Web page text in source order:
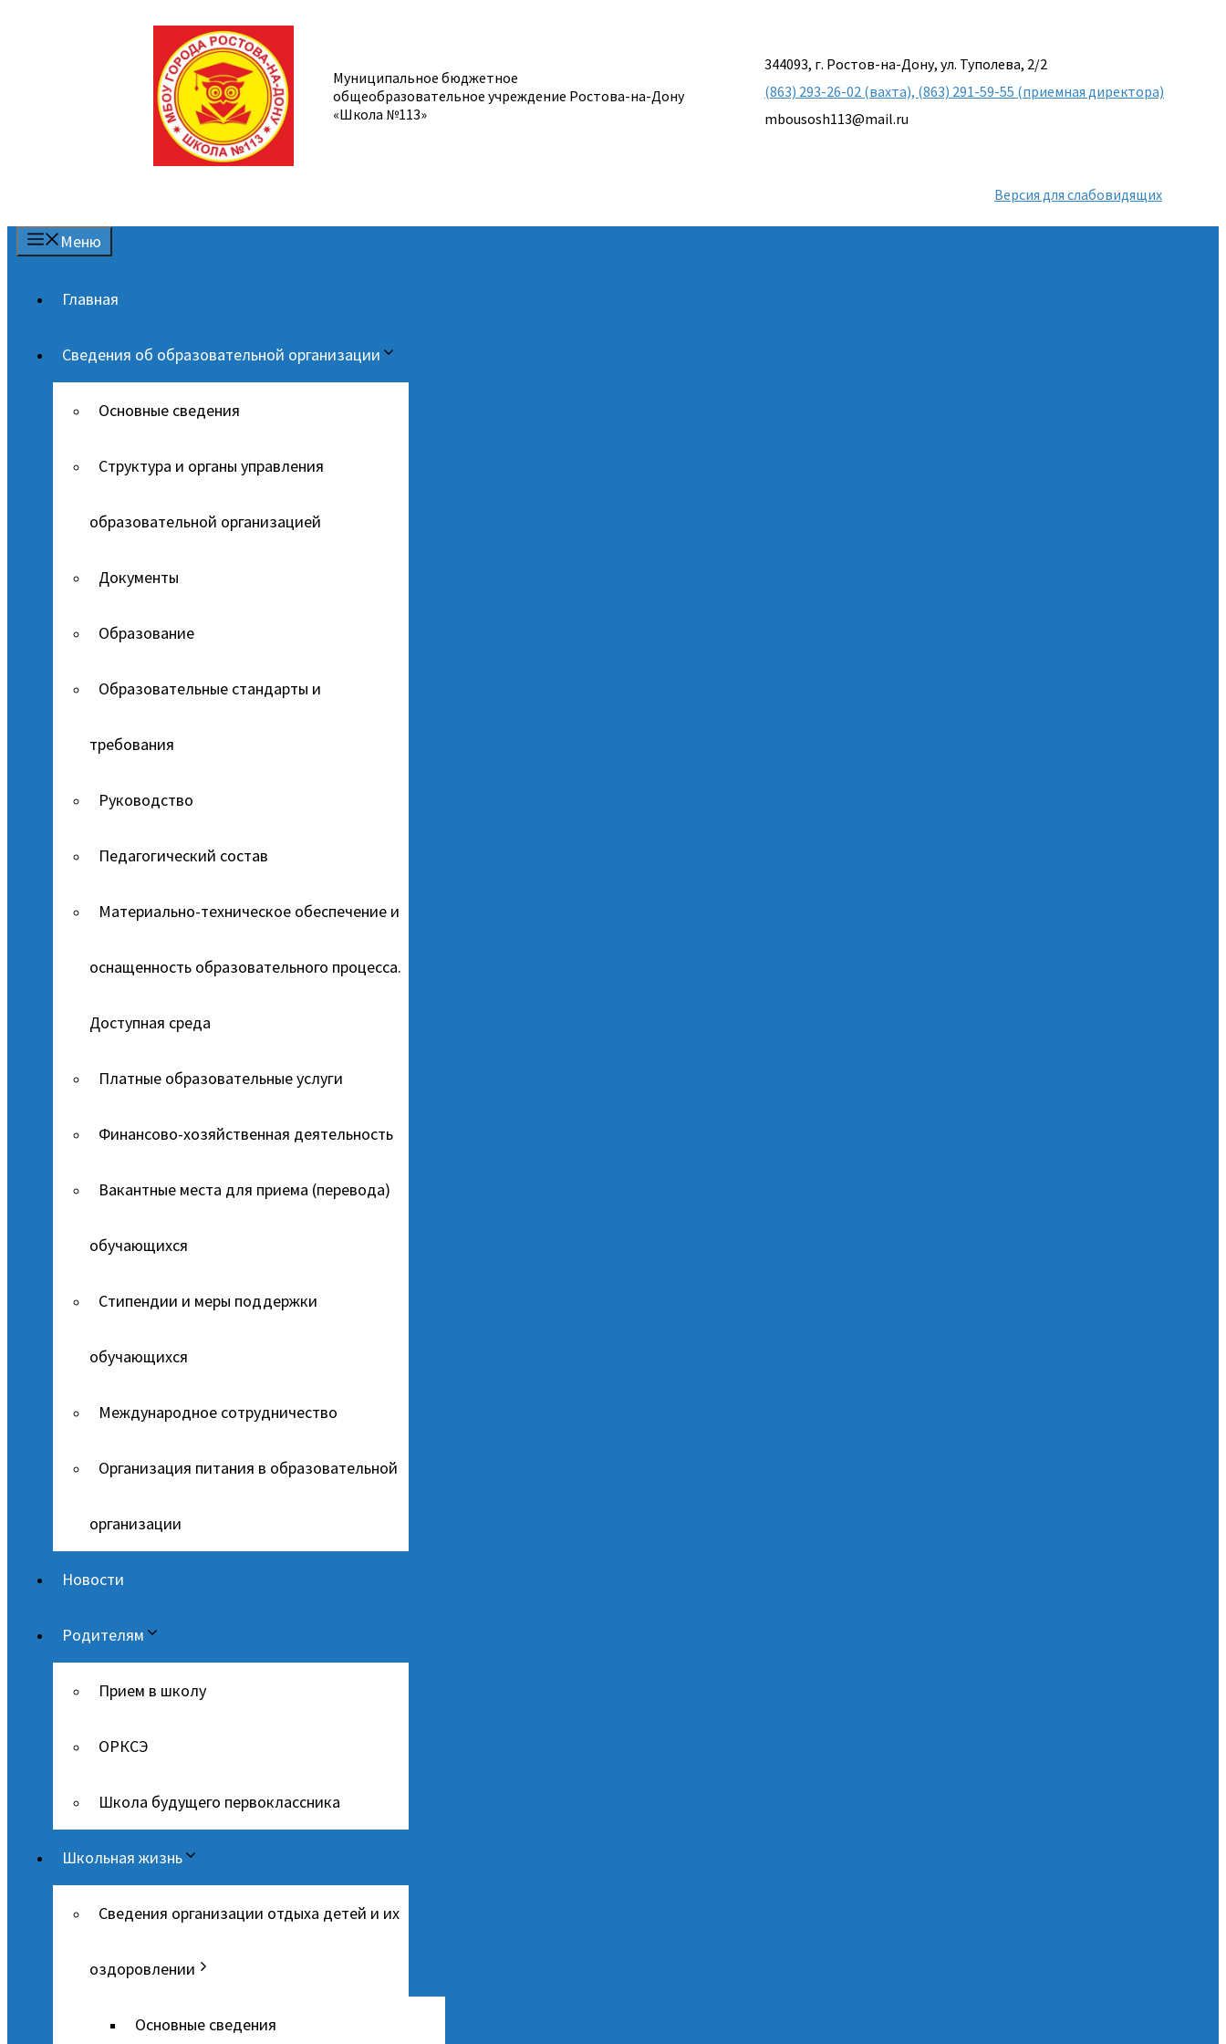
Муниципальное бюджетное
общеобразовательное учреждение Ростова-на-Дону
«Школа №113»
344093, г. Ростов-на-Дону, ул. Туполева, 2/2
(863) 293-26-02 (вахта), (863) 291-59-55 (приемная директора)
mbousosh113@mail.ru
Версия для слабовидящих
Меню
Главная
Сведения об образовательной организации
Основные сведения
Структура и органы управления
образовательной организацией
Документы
Образование
Образовательные стандарты и
требования
Руководство
Педагогический состав
Материально-техническое обеспечение и
оснащенность образовательного процесса.
Доступная среда
Платные образовательные услуги
Финансово-хозяйственная деятельность
Вакантные места для приема (перевода)
обучающихся
Стипендии и меры поддержки
обучающихся
Международное сотрудничество
Организация питания в образовательной
организации
Новости
Родителям
Прием в школу
ОРКСЭ
Школа будущего первоклассника
Школьная жизнь
Сведения организации отдыха детей и их
оздоровлении
Основные сведения